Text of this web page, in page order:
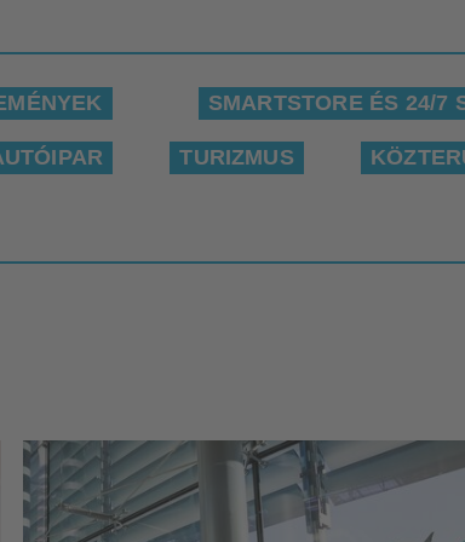
SMARTSTORE ÉS 24/7
TURIZMUS